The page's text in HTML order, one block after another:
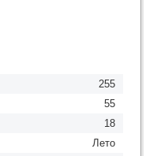
255
55
18
Лето